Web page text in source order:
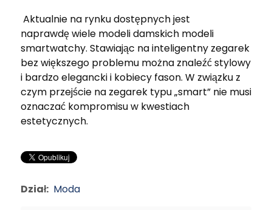
Aktualnie na rynku dostępnych jest
naprawdę wiele modeli damskich modeli
smartwatchy. Stawiając na inteligentny zegarek
bez większego problemu można znaleźć stylowy
i bardzo elegancki i kobiecy fason. W związku z
czym przejście na zegarek typu „smart” nie musi
oznaczać kompromisu w kwestiach
estetycznych.
Dział: Moda